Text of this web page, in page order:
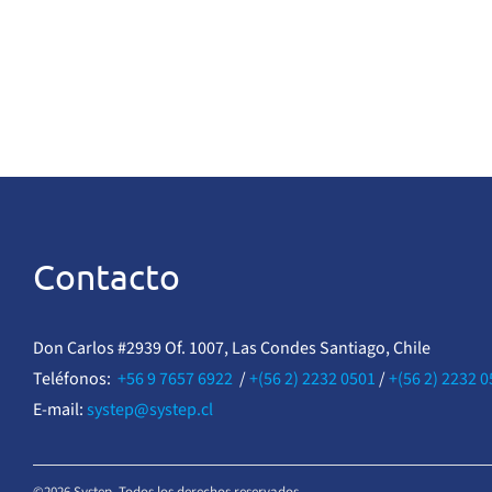
Contacto
Don Carlos #2939 Of. 1007, Las Condes Santiago, Chile
Teléfonos: +56 9 7657 6922/+(56 2) 2232 0501/+(56 2) 2232
E-mail: systep@systep.cl